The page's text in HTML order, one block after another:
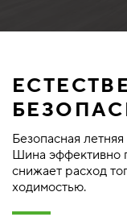
Безопасная
Шина эффективно
снижает расход
ходимостью.